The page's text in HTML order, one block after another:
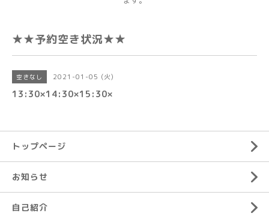
★★予約空き状況★★
空きなし 2021-01-05 (火)
13:30×14:30×15:30×
トップページ
お知らせ
自己紹介